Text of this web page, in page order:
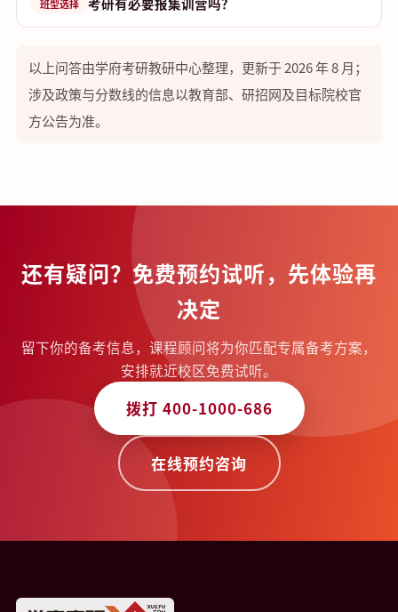
班型选择
以上问答由学府考研教研中心整理，更新于 2026 年 8 月；
涉及政策与分数线的信息以教育部、研招网及目标院校官
方公告为准。
还有疑问？免费预约试听，先体验再
决定
留下你的备考信息，课程顾问将为你匹配专属备考方案，
安排就近校区免费试听。
拨打 400-1000-686
在线预约咨询